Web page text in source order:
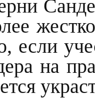
если
на